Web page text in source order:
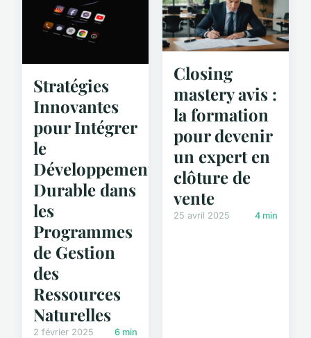
Stratégies
Innovantes
pour Intégrer
le
Développement
Durable dans
les
Programmes
de Gestion
des
Ressources
Naturelles
2 février 2025 6 min
Closing
mastery avis :
la formation
pour devenir
un expert en
clôture de
vente
25 avril 2025 4 min